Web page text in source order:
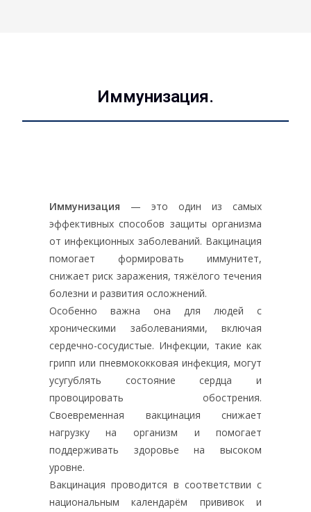
Иммунизация.
Иммунизация — это один из самых
эффективных способов защиты организма
от инфекционных заболеваний. Вакцинация
помогает формировать иммунитет,
снижает риск заражения, тяжёлого течения
болезни и развития осложнений.
Особенно важна она для людей с
хроническими заболеваниями, включая
сердечно-сосудистые. Инфекции, такие как
грипп или пневмококковая инфекция, могут
усугублять состояние сердца и
провоцировать обострения.
Своевременная вакцинация снижает
нагрузку на организм и помогает
поддерживать здоровье на высоком
уровне.
Вакцинация проводится в соответствии с
национальным календарём прививок и